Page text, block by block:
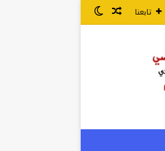
تابعنا مقال عشوائي
الوضع المظلم